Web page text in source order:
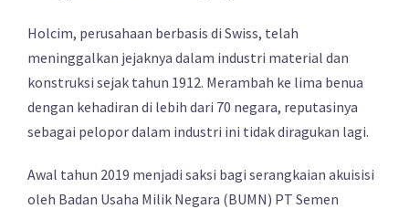
Holcim, perusahaan berbasis di Swiss, telah
meninggalkan jejaknya dalam industri material dan
konstruksi sejak tahun 1912. Merambah ke lima benua
dengan kehadiran di lebih dari 70 negara, reputasinya
sebagai pelopor dalam industri ini tidak diragukan lagi.
Awal tahun 2019 menjadi saksi bagi serangkaian akuisisi
oleh Badan Usaha Milik Negara (BUMN) PT Semen